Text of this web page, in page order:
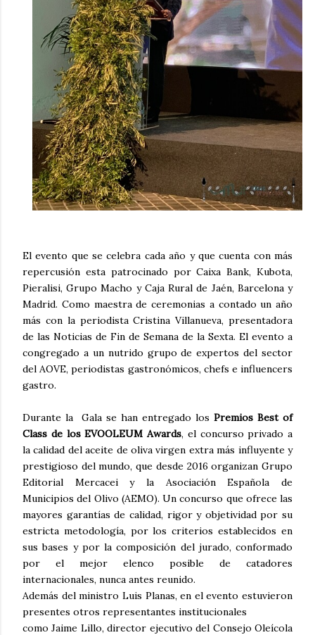
El evento que se celebra cada año y que cuenta con más
repercusión esta patrocinado por Caixa Bank, Kubota,
Pieralisi, Grupo Macho y Caja Rural de Jaén, Barcelona y
Madrid. Como maestra de ceremonias a contado un año
más con la periodista Cristina Villanueva, presentadora
de las Noticias de Fin de Semana de la Sexta. El evento a
congregado a un nutrido grupo de expertos del sector
del AOVE, periodistas gastronómicos, chefs e influencers
gastro.
Durante la Gala se han entregado los Premios Best of
Class de los EVOOLEUM Awards, el concurso privado a
la calidad del aceite de oliva virgen extra más influyente y
prestigioso del mundo, que desde 2016 organizan Grupo
Editorial Mercacei y la Asociación Española de
Municipios del Olivo (AEMO). Un concurso que ofrece las
mayores garantías de calidad, rigor y objetividad por su
estricta metodología, por los criterios establecidos en
sus bases y por la composición del jurado, conformado
por el mejor elenco posible de catadores
internacionales, nunca antes reunido.
Además del ministro Luis Planas, en el evento estuvieron
presentes otros representantes institucionales
como Jaime Lillo, director ejecutivo del Consejo Oleícola